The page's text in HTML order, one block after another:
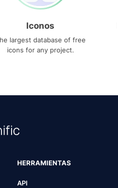
Iconos
largest database of free
icons for any project.
HERRAMIENTAS
API